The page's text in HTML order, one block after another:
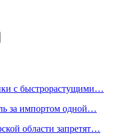
с быстрорастущими…
за импортом одной…
области запретят…